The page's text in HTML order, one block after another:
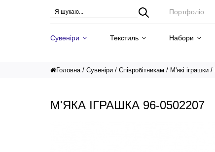
Портфоліо
Сувеніри Текстиль Набори
Головна Сувеніри Співробітникам М'які іграшки
М'ЯКА ІГРАШКА 96-0502207